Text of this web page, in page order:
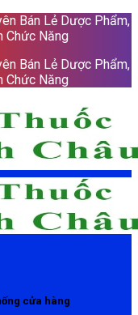
Bán Lẻ Dược Phẩm,
Chức Năng
Bán Lẻ Dược Phẩm,
Chức Năng
cửa hàng